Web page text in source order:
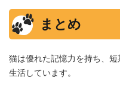
まとめ
猫は優れた記憶力を持ち、
生活しています。